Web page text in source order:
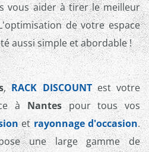
vous aider à tirer le meilleur
de votre espace
aussi simple et abordable !
,RACK DISCOUNTest votre
à Nantespour tous vos
et rayonnage d'occasion.
une large gamme de